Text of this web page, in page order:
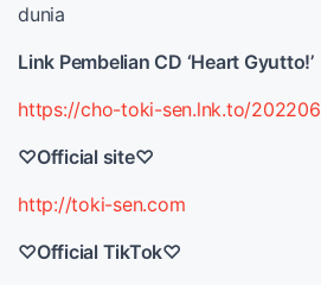
dunia
Link Pembelian CD ‘Heart Gyutto!’
https://cho-toki-sen.lnk.to/
♡Official site♡
http://toki-sen.com
♡Official TikTok♡